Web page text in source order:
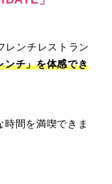
レンチレストラン
ンチ」を体感でき
間を満喫できま